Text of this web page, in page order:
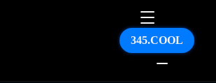
345.COOL